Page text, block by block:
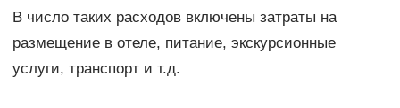
В число таких расходов включены затраты на
размещение в отеле, питание, экскурсионные
услуги, транспорт и т.д.